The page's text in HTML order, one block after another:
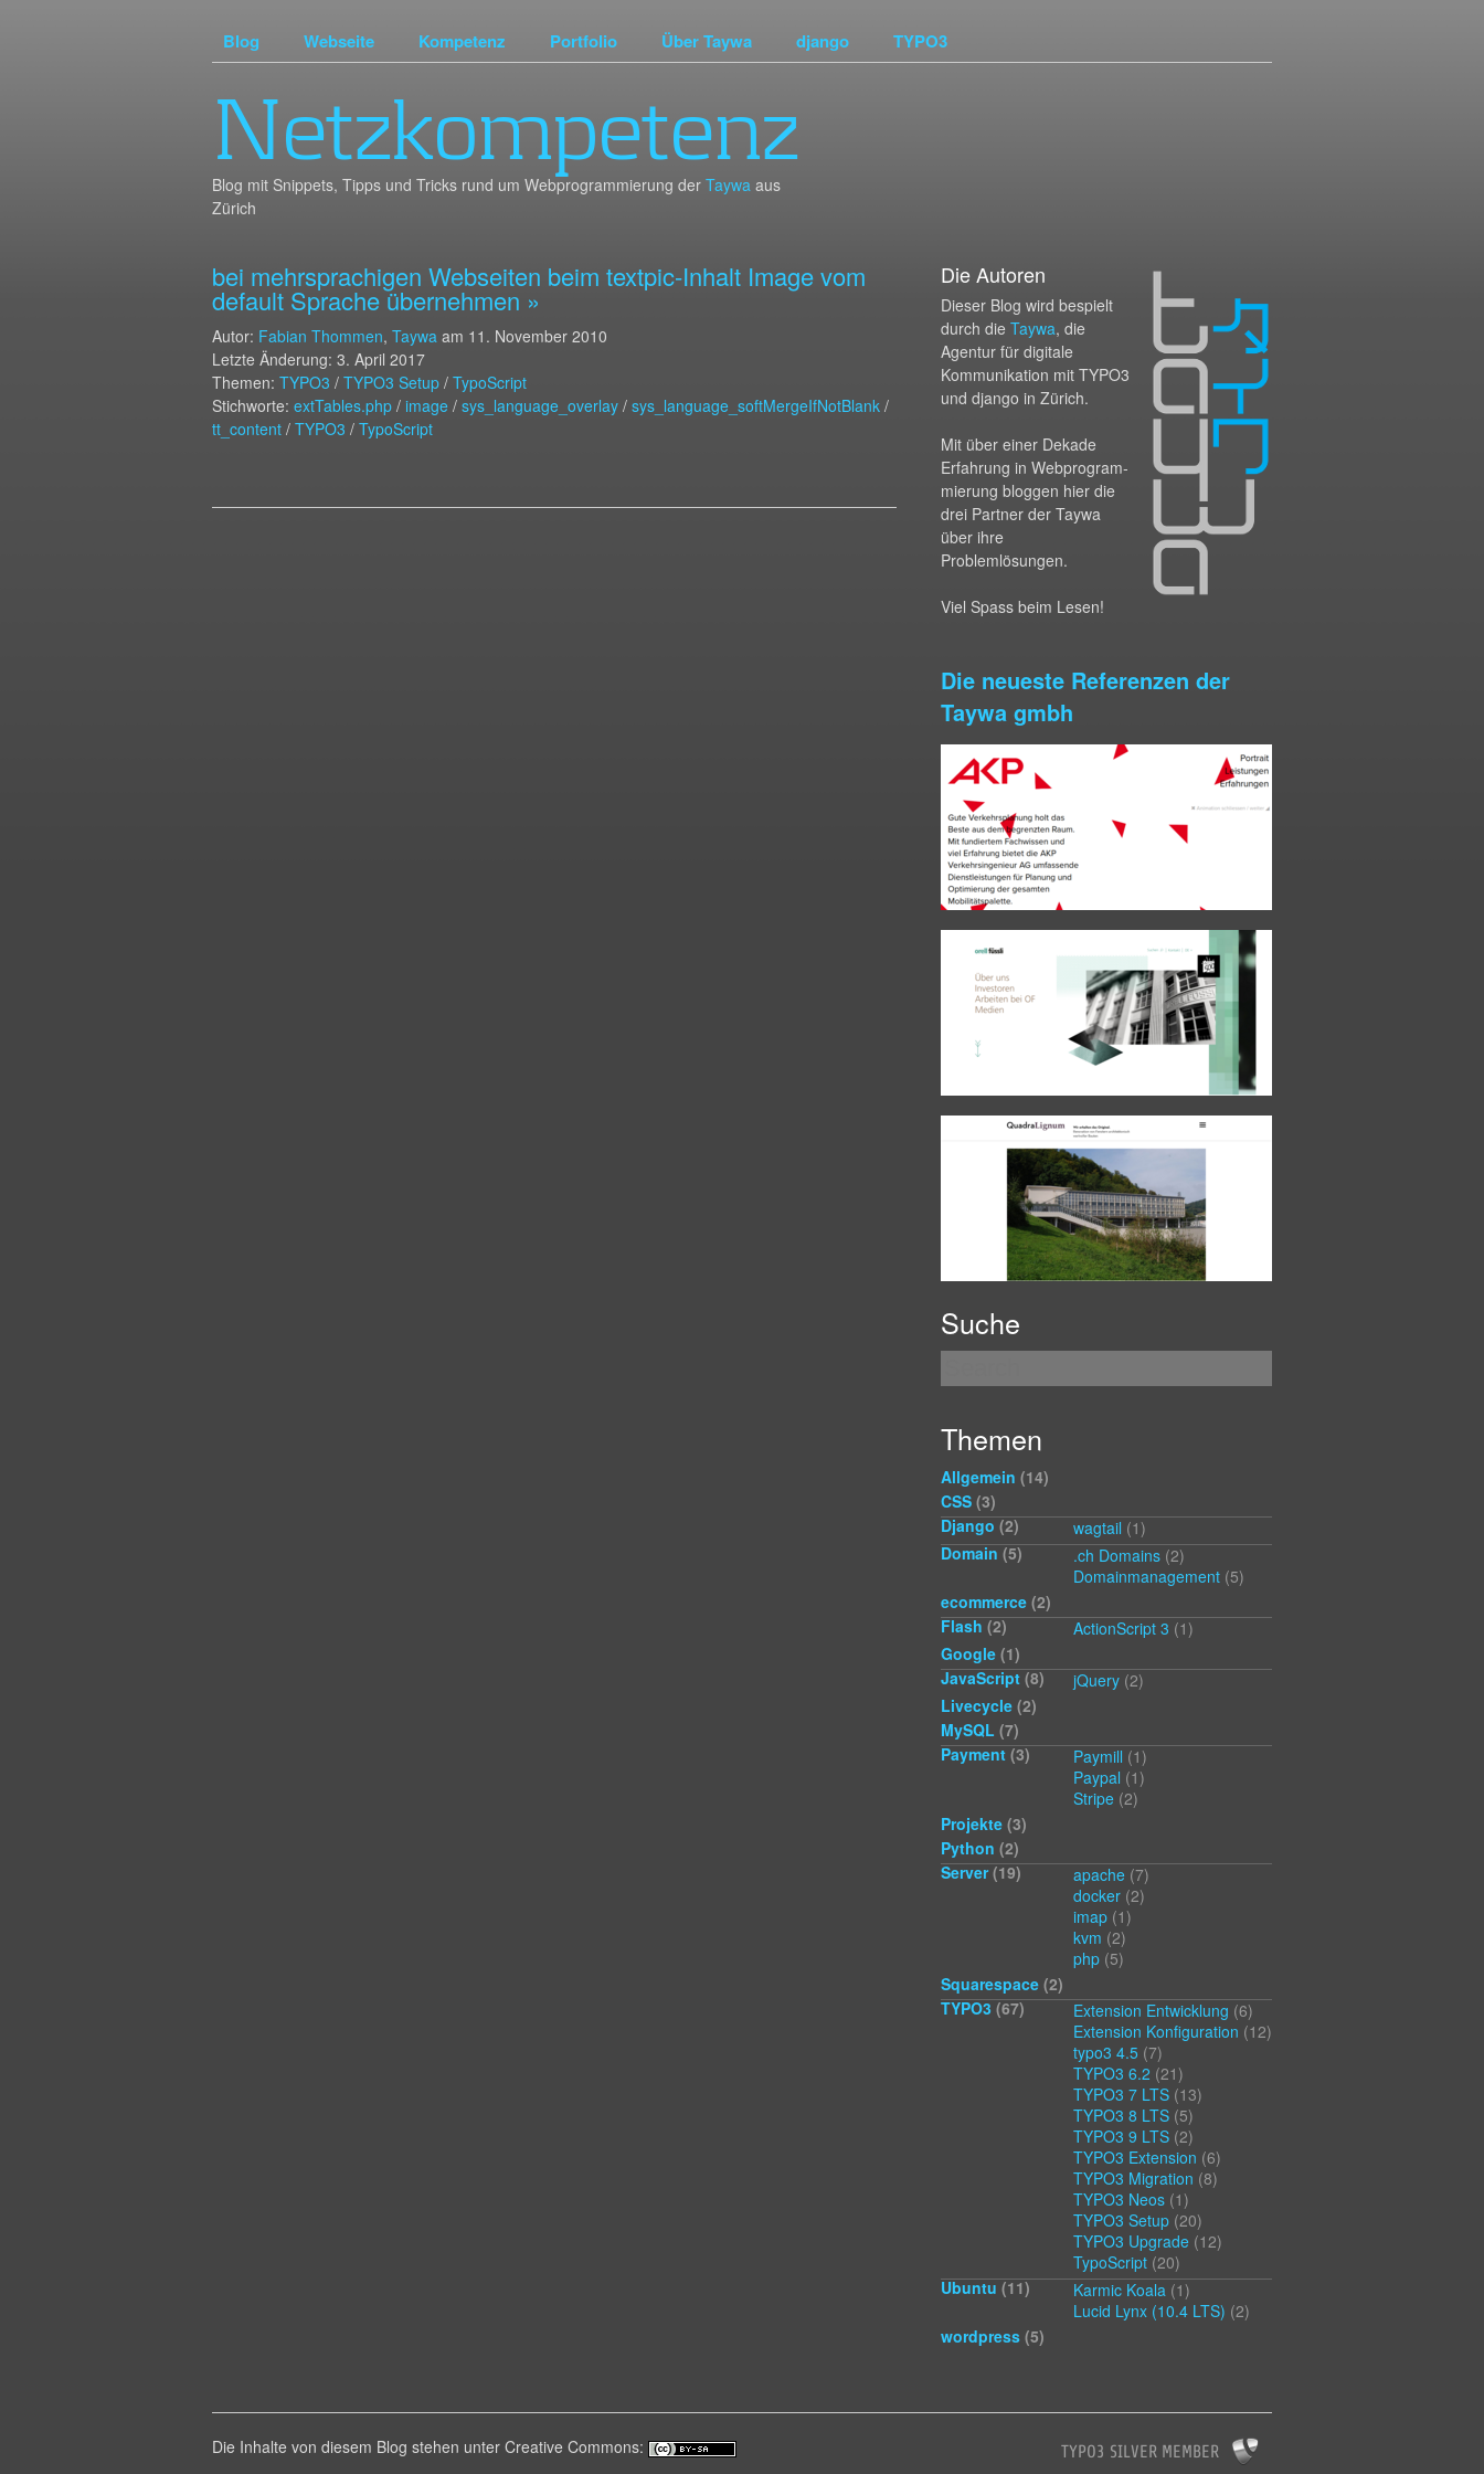
Blog Webseite Kompetenz Portfolio Über Taywa django TYPO3
Netzkompetenz
Blog mit Snippets, Tipps und Tricks rund um Webprogrammierung der Taywa aus
Zürich
bei mehrsprachigen Webseiten beim textpic-Inhalt Image vom
default Sprache übernehmen »
Autor: Fabian Thommen, Taywa am 11. November 2010
Letzte Änderung: 3. April 2017
Themen: TYPO3 / TYPO3 Setup / TypoScript
Stichworte: extTables.php / image / sys_language_overlay / sys_language_softMergeIfNotBlank /
tt_content / TYPO3 / TypoScript
Die Autoren
Dieser Blog wird bespielt
durch die Taywa, die
Agentur für digitale
Kommunikation mit TYPO3
und django in Zürich.
Mit über einer Dekade
Erfahrung in Webprogram­
mierung bloggen hier die
drei Partner der Taywa
über ihre
Problemlösungen.
Viel Spass beim Lesen!
Suche
Themen
Allgemein (14)
CSS (3)
Django (2) wagtail (1)
Domain (5) .ch Domains (2)
Domainmanagement (5)
ecommerce (2)
Flash (2) ActionScript 3 (1)
Google (1)
JavaScript (8) jQuery (2)
Livecycle (2)
MySQL (7)
Payment (3) Paymill (1)
Paypal (1)
Stripe (2)
Projekte (3)
Python (2)
Server(19) apache (7)
docker (2)
imap (1)
kvm (2)
php (5)
Squarespace (2)
TYPO3 (67) Extension Entwicklung (6)
Extension Konfiguration (12)
typo3 4.5 (7)
TYPO3 6.2 (21)
TYPO3 7 LTS (13)
TYPO3 8 LTS (5)
TYPO3 9 LTS (2)
TYPO3 Extension (6)
TYPO3 Migration (8)
TYPO3 Neos (1)
TYPO3 Setup (20)
TYPO3 Upgrade (12)
TypoScript (20)
Ubuntu (11) Karmic Koala (1)
Lucid Lynx (10.4 LTS) (2)
wordpress (5)
Die Inhalte von diesem Blog stehen unter Creative Commons: